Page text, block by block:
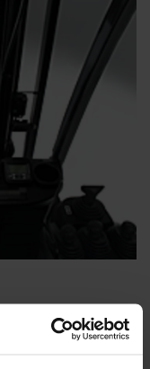
bieten
Last und das